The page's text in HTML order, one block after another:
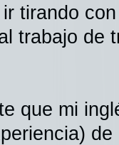
tirando
trabajo de
que mi